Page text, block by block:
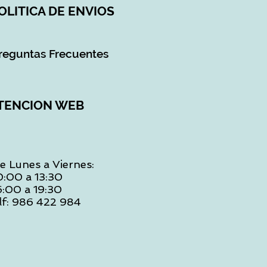
DE ENVIOS
Frecuentes
WEB
Lunes a Viernes:
a 13:30
a 19:30
986 422 984